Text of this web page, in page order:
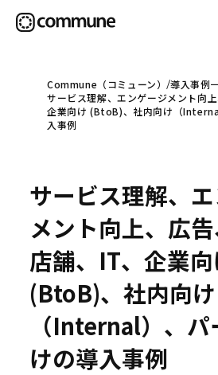
Communeについて
事例
セミナー
お役立ち情報
Commune（コミューン）
導入事例
サービス理解、エンゲージメント向
企業向け (BtoB)、社内向け（
入事例
サービス理解、
メント向上、広告
店舗、IT、企業
(BtoB)、社内向け
（Internal）、
けの導入事例